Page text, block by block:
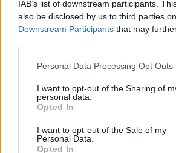
IAB’s list of downstream participants.
also be disclosed by us to third parties
Downstream Participants that may
Please note that this website/app uses
not limited to your visit or usage
grant or deny consent to Google and its
use your data for below specified
consent section.
Personal Data Processing Opt Outs
I want to opt-out of the Sharing of
personal data.
Opted In
I want to opt-out of the Sale of my
Personal Data.
Opted In
COMMENTS
15 Μαΐου 2026 21:26
Early detection with the new satellites
unmanned systems can hopefully make
Reply